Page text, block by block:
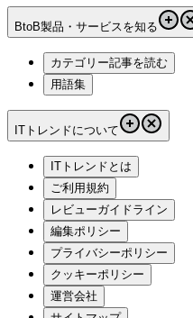
BtoB製品・サービスを知る
カテゴリー記事を読む
用語集
ITトレンドについて
ITトレンドとは
ご利用規約
レビューガイドライン
編集ポリシー
プライバシーポリシー
クッキーポリシー
運営会社